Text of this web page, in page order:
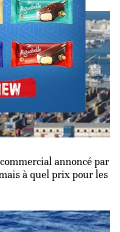
annoncé par
à quel prix pour les